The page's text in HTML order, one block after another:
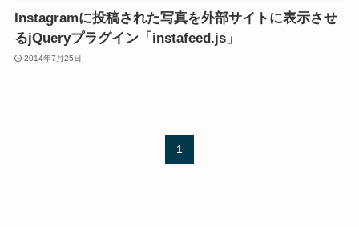
Instagramに投稿された写真を外部サイトに表示させ
るjQueryプラグイン「instafeed.js」
2014年7月25日
1